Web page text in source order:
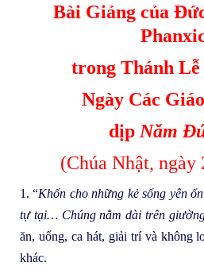
Bài Giảng của
trong Thánh Lễ
Ngày Các
dịp Năm
(Chúa Nhật, ngày
1. “Khốn cho những kẻ sống yên
tự tại… Chúng nằm dài trên
ăn, uống, ca hát, giải trí và không
khác.